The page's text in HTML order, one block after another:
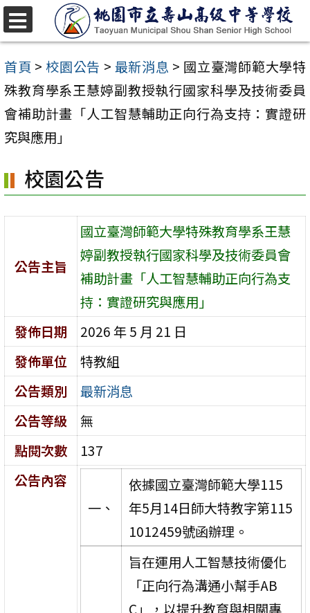
跳
至
主
要
內
容
首頁 > 校園公告 > 最新消息 > 國立臺灣師範大學特
殊教育學系王慧婷副教授執行國家科學及技術委員
會補助計畫「人工智慧輔助正向行為支持：實證研
究與應用」
校園公告
公告主旨
國立臺灣師範大學特殊教育學系王慧
婷副教授執行國家科學及技術委員會
補助計畫「人工智慧輔助正向行為支
持：實證研究與應用」
發佈日期
2026 年 5 月 21 日
發佈單位
特教組
公告類別
最新消息
公告等級
無
點閱次數
137
公告內容
一、
依據國立臺灣師範大學115
年5月14日師大特教字第115
1012459號函辦理。
旨在運用人工智慧技術優化
「正向行為溝通小幫手AB
C」，以提升教育與相關專
選
單